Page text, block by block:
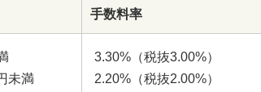
手数料率
未満
3.30%（税抜3.00%）
2.20%（税抜2.00%）